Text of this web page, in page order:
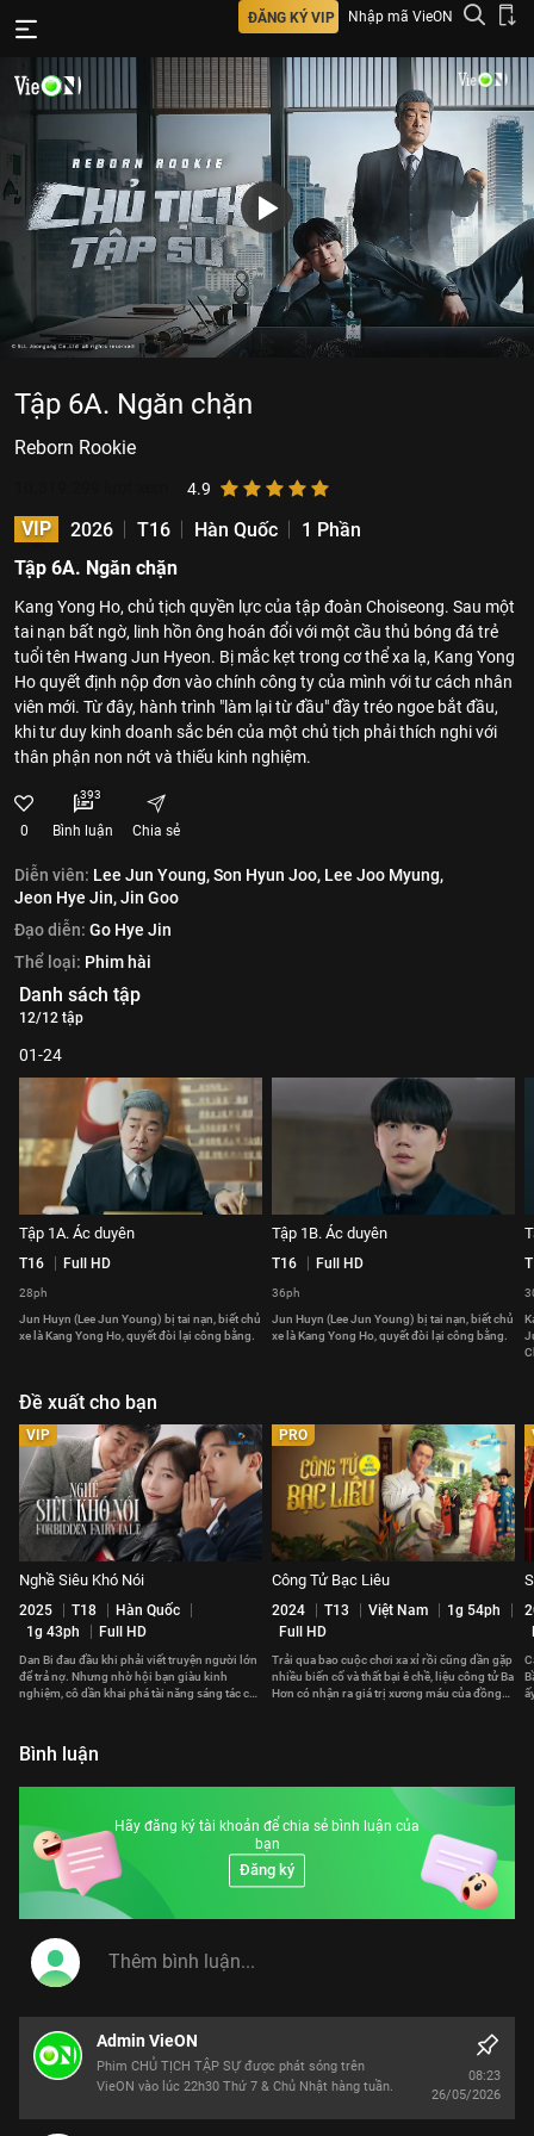
ĐĂNG KÝ VIP Nhập mã VieON
Tập 6A. Ngăn chặn
Reborn Rookie
4.9
VIP 2026 T16 Hàn Quốc
1 Phần
Tập 6A. Ngăn chặn
Kang Yong Ho, chủ tịch quyền lực của tập đoàn Choiseong. Sau một
tai nạn bất ngờ, linh hồn ông hoán đổi với một cầu thủ bóng đá trẻ
tuổi tên Hwang Jun Hyeon. Bị mắc kẹt trong cơ thể xa lạ, Kang Yong
Ho quyết định nộp đơn vào chính công ty của mình với tư cách nhân
viên mới. Từ đây, hành trình "làm lại từ đầu" đầy tréo ngoe bắt đầu,
khi tư duy kinh doanh sắc bén của một chủ tịch phải thích nghi với
thân phận non nớt và thiếu kinh nghiệm.
0
393
Bình luận Chia sẻ
Diễn viên: Lee Jun Young,Son Hyun Joo, Lee Joo Myung,
Jeon Hye Jin,Jin Goo
Đạo diễn: Go Hye Jin
Thể loại: Phim hài
Danh sách tập
12/12 tập
01-24
Tập 1A. Ác duyên
T16 Full HD
28ph
Jun Huyn (Lee Jun Young) bị tai nạn, biết chủ
xe là Kang Yong Ho, quyết đòi lại công bằng.
Tập 1B. Ác duyên
T16 Full HD
36ph
Jun Huyn (Lee Jun Young) bị tai nạn, biết chủ
xe là Kang Yong Ho, quyết đòi lại công bằng.
Đề xuất cho bạn
VIP
Nghề Siêu Khó Nói
2025 T18
Hàn Quốc
1g 43ph
Full HD
Dan Bi đau đầu khi phải viết truyện người lớn
để trả nợ. Nhưng nhờ hội bạn giàu kinh
nghiệm, cô dần khai phá tài năng sáng tác của
PRO
Công Tử Bạc Liêu
2024 T13 Việt Nam
1g 54ph
Full HD
Trải qua bao cuộc chơi xa xỉ rồi cũng dần gặp
nhiều biến cố và thất bại ê chề, liệu công tử Ba
Hơn có nhận ra giá trị xương máu của đồng
Bình luận
Hãy đăng ký tài khoản để chia sẻ bình luận của
bạn
Đăng ký
Admin VieON
Phim CHỦ TỊCH TẬP SỰ được phát sóng trên
VieON vào lúc 22h30 Thứ 7 & Chủ Nhật hàng tuần.
08:23
26/05/2026